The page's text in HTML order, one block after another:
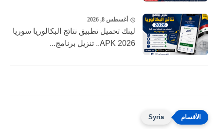
أغسطس 8, 2026
لينك تحميل تطبيق نتائج البكالوريا سوريا
2026 APK.. تنزيل برنامج...
Syria